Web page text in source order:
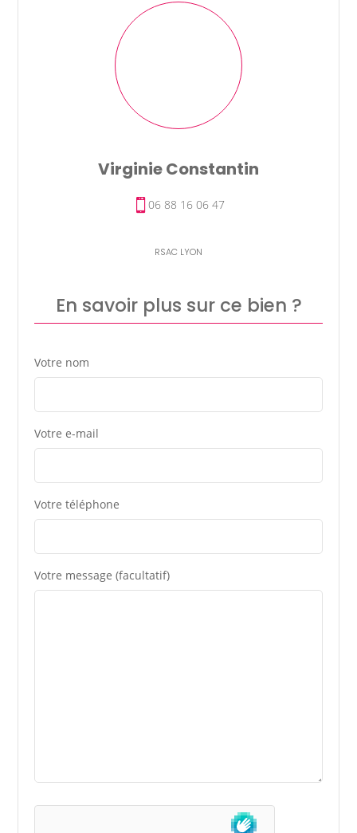
Virginie Constantin
RSAC LYON
0‭6 88 16 06 47
En savoir plus sur ce bien ?
Votre nom
Votre e-mail
Votre téléphone
Votre message (facultatif)